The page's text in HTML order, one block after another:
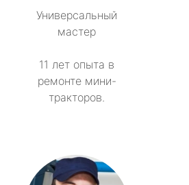
Универсальный
мастер
11 лет опыта в
ремонте мини-
тракторов.